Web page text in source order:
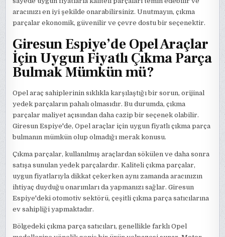
aracınızı en iyi şekilde onarabilirsiniz. Unutmayın, çıkma
parçalar ekonomik, güvenilir ve çevre dostu bir seçenektir.
Giresun Espiye’de Opel Araçlar
İçin Uygun Fiyatlı Çıkma Parça
Bulmak Mümkün mü?
Opel araç sahiplerinin sıklıkla karşılaştığı bir sorun, orijinal
yedek parçaların pahalı olmasıdır. Bu durumda, çıkma
parçalar maliyet açısından daha cazip bir seçenek olabilir.
Giresun Espiye'de, Opel araçlar için uygun fiyatlı çıkma parça
bulmanın mümkün olup olmadığı merak konusu.
Çıkma parçalar, kullanılmış araçlardan sökülen ve daha sonra
satışa sunulan yedek parçalardır. Kaliteli çıkma parçalar,
uygun fiyatlarıyla dikkat çekerken aynı zamanda aracınızın
ihtiyaç duyduğu onarımları da yapmanızı sağlar. Giresun
Espiye'deki otomotiv sektörü, çeşitli çıkma parça satıcılarına
ev sahipliği yapmaktadır.
Bölgedeki çıkma parça satıcıları, genellikle farklı Opel